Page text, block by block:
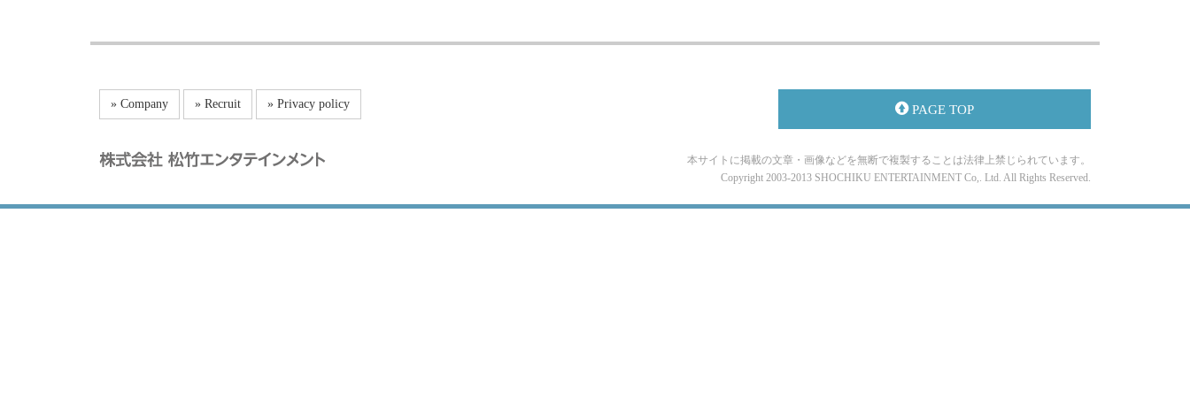
» Company » Recruit » Privacy policy PAGE TOP
本サイトに掲載の文章・画像などを無断で複製することは法律上禁じられています。
Copyright 2003-2013 SHOCHIKU ENTERTAINMENT Co,. Ltd. All Rights Reserved.